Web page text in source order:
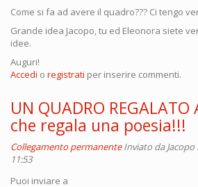
Come si fa ad avere il quadro??? Ci tengo
Grande idea Jacopo, tu ed Eleonora siete
idee.
Auguri!
Accedi o registrati per inserire commenti.
UN QUADRO REGALATO
che regala una poesia!!!
Collegamento permanente Inviato daJacopo
11:53
Puoi inviare a